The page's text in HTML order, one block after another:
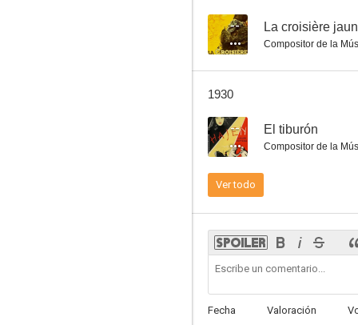
-- La croisière
Compositor de la
1930
-- El tiburón
Compositor de la
Ver todo
Fecha Valoración